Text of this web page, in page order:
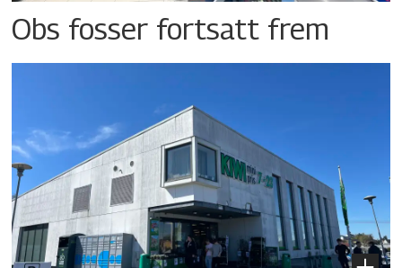
Obs fosser fortsatt frem